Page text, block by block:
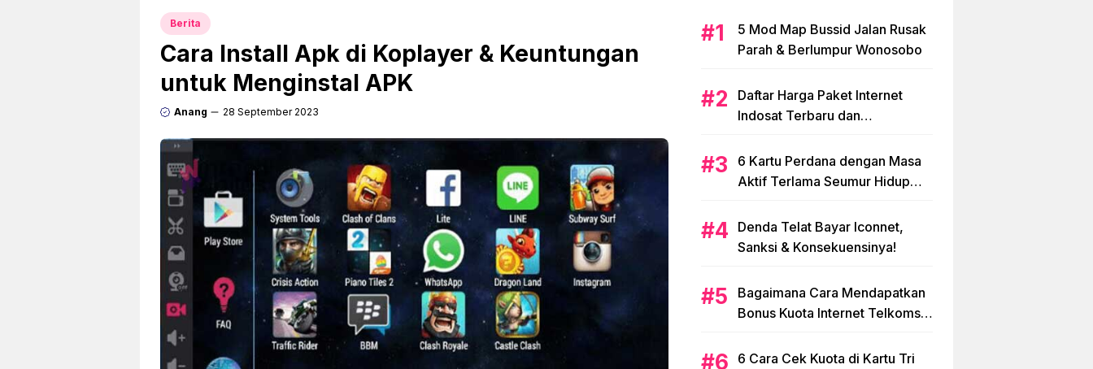
Berita
Cara Install Apk di Koplayer & Keuntungan
untuk Menginstal APK
Anang 28 September 2023
5 Mod Map Bussid Jalan Rusak
Parah & Berlumpur Wonosobo
Daftar Harga Paket Internet
Indosat Terbaru dan
6 Kartu Perdana dengan Masa
Aktif Terlama Seumur Hidup
Denda Telat Bayar Iconnet,
Sanksi & Konsekuensinya!
Bagaimana Cara Mendapatkan
Bonus Kuota Internet Telkomsel
6 Cara Cek Kuota di Kartu Tri